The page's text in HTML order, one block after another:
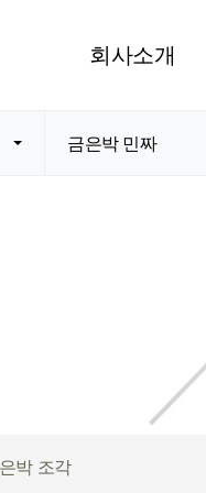
회사소개
금은박 민짜
박 조각